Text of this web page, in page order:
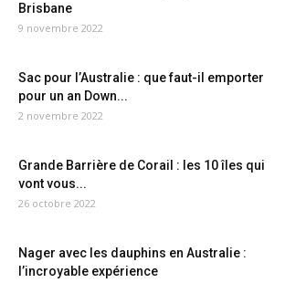
Brisbane
9 novembre 2022
Sac pour l’Australie : que faut-il emporter
pour un an Down...
2 novembre 2022
Grande Barrière de Corail : les 10 îles qui
vont vous...
26 octobre 2022
Nager avec les dauphins en Australie :
l’incroyable expérience